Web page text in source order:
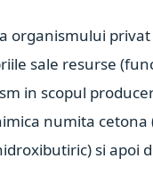
organismului
sale resurse
in scopul
numita
si apoi